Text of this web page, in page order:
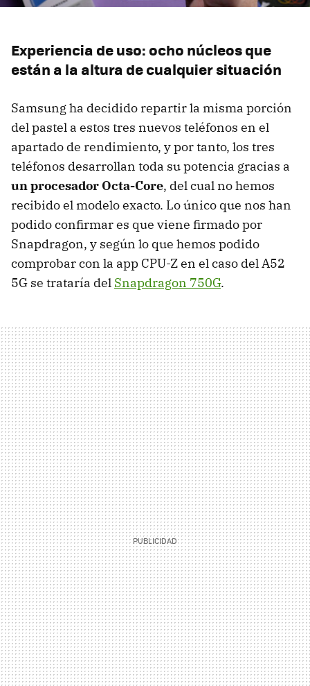
Experiencia de uso: ocho núcleos que
están a la altura de cualquier situación
Samsung ha decidido repartir la misma porción
del pastel a estos tres nuevos teléfonos en el
apartado de rendimiento, y por tanto, los tres
teléfonos desarrollan toda su potencia gracias a
un procesador Octa-Core, del cual no hemos
recibido el modelo exacto. Lo único que nos han
podido confirmar es que viene firmado por
Snapdragon, y según lo que hemos podido
comprobar con la app CPU-Z en el caso del A52
5G se trataría del Snapdragon 750G.